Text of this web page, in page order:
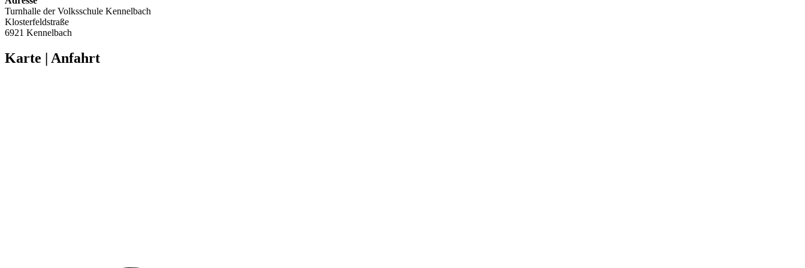
Turnhalle der Volksschule Kennelbach
Klosterfeldstraße
6921 Kennelbach
Karte | Anfahrt